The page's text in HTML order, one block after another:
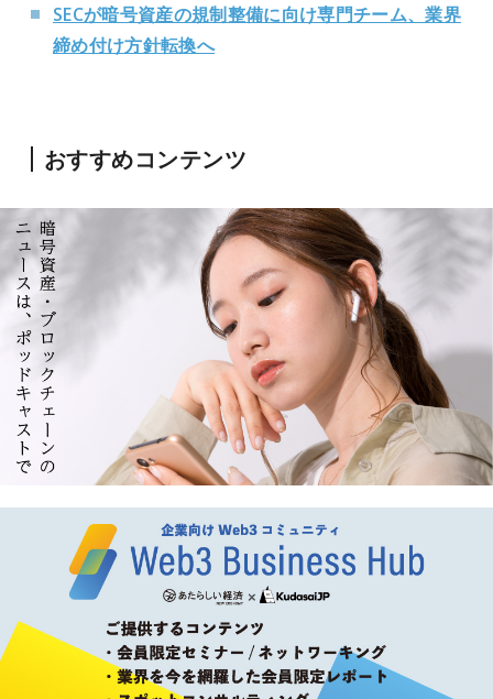
SECが暗号資産の規制整備に向け専門チーム、業界
締め付け方針転換へ
おすすめコンテンツ